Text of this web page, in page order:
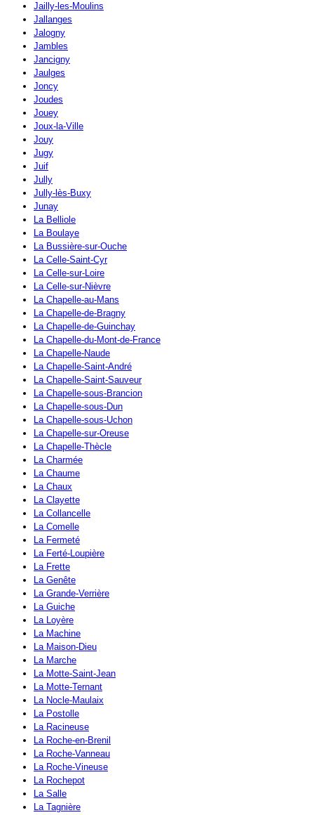
Jailly-les-Moulins
Jallanges
Jalogny
Jambles
Jancigny
Jaulges
Joncy
Joudes
Jouey
Joux-la-Ville
Jouy
Jugy
Juif
Jully
Jully-lès-Buxy
Junay
La Belliole
La Boulaye
La Bussière-sur-Ouche
La Celle-Saint-Cyr
La Celle-sur-Loire
La Celle-sur-Nièvre
La Chapelle-au-Mans
La Chapelle-de-Bragny
La Chapelle-de-Guinchay
La Chapelle-du-Mont-de-France
La Chapelle-Naude
La Chapelle-Saint-André
La Chapelle-Saint-Sauveur
La Chapelle-sous-Brancion
La Chapelle-sous-Dun
La Chapelle-sous-Uchon
La Chapelle-sur-Oreuse
La Chapelle-Thècle
La Charmée
La Chaume
La Chaux
La Clayette
La Collancelle
La Comelle
La Fermeté
La Ferté-Loupière
La Frette
La Genête
La Grande-Verrière
La Guiche
La Loyère
La Machine
La Maison-Dieu
La Marche
La Motte-Saint-Jean
La Motte-Ternant
La Nocle-Maulaix
La Postolle
La Racineuse
La Roche-en-Brenil
La Roche-Vanneau
La Roche-Vineuse
La Rochepot
La Salle
La Tagnière